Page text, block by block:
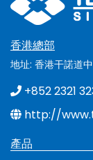
香港總部
地址: 香港干諾道
+852 2321
http://
產品